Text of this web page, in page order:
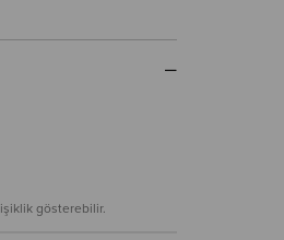
gösterebilir.